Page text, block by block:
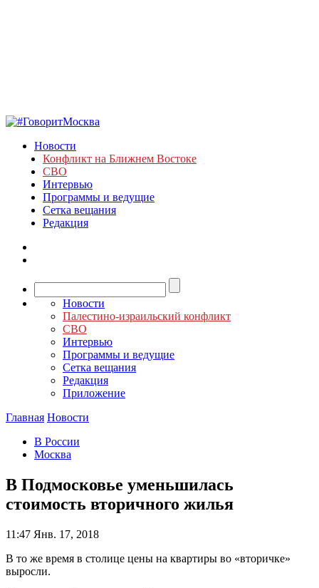
Новости
Конфликт на Ближнем Востоке
СВО
Интервью
Программы и ведущие
Сетка вещания
Редакция
Новости
Палестино-израильский конфликт
СВО
Интервью
Программы и ведущие
Сетка вещания
Редакция
Приложение
Главная Новости
В России
Москва
В Подмосковье уменьшилась
стоимость вторичного жилья
11:47 Янв. 17, 2018
В то же время в столице цены на квартиры во «вторичке»
выросли.